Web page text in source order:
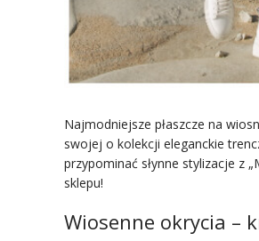
Najmodniejsze płaszcze na
swojej o kolekcji eleganckie
przypominać słynne stylizacje z
sklepu!
Wiosenne okrycia –